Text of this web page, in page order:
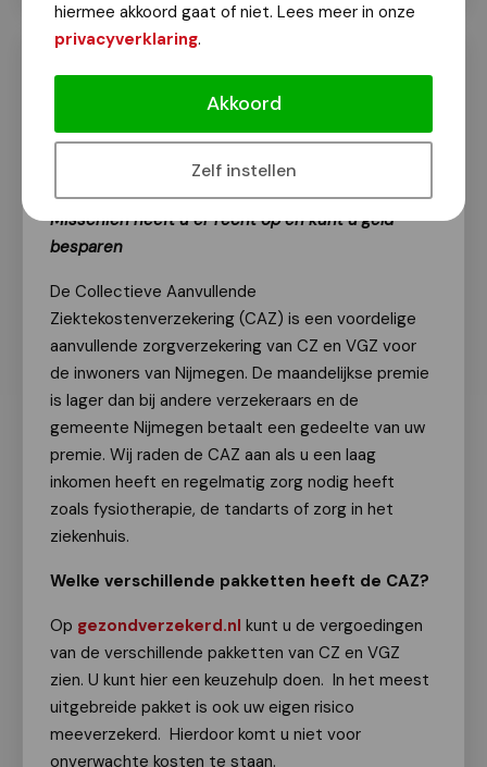
hiermee akkoord gaat of niet. Lees meer in onze
privacyverklaring.
Akkoord
Zelf instellen
Kent u de Collectieve Aanvullende
Ziektekostenverzekering al?
Van onze redactie
21 november 2024
Misschien heeft u er recht op en kunt u geld
besparen
De Collectieve Aanvullende
Ziektekostenverzekering (CAZ) is een voordelige
aanvullende zorgverzekering van CZ en VGZ voor
de inwoners van Nijmegen. De maandelijkse premie
is lager dan bij andere verzekeraars en de
gemeente Nijmegen betaalt een gedeelte van uw
premie. Wij raden de CAZ aan als u een laag
inkomen heeft en regelmatig zorg nodig heeft
zoals fysiotherapie, de tandarts of zorg in het
ziekenhuis.
Welke verschillende pakketten heeft de CAZ?
Op gezondverzekerd.nl kunt u de vergoedingen
van de verschillende pakketten van CZ en VGZ
zien. U kunt hier een keuzehulp doen. In het meest
uitgebreide pakket is ook uw eigen risico
meeverzekerd. Hierdoor komt u niet voor
onverwachte kosten te staan.